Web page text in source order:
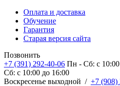
Оплата и доставка
Обучение
Гарантия
Старая версия сайта
Позвонить
+7 (391) 292-40-06 Пн - Сб: c 10:00
Сб: c 10:00 до 16:00
​Воскресенье выходной / +7 (908)